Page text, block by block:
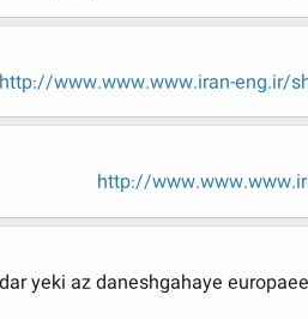
http://www.www.www.iran-eng.ir/
http://
yeki az daneshgahaye